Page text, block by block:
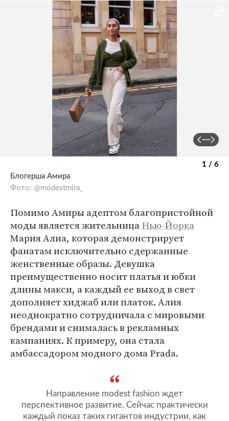
1 / 6
Блогерша Амира
Фото: @modestmira_
Помимо Амиры адептом благопристойной
моды является жительницаНью-Йорка
Мария Алиа, которая демонстрирует
фанатам исключительно сдержанные
женственные образы. Девушка
преимущественно носит платья и юбки
длины макси, а каждый ее выход в свет
дополняет хиджаб или платок. Алия
неоднократно сотрудничала с мировыми
брендами и снималась в рекламных
кампаниях. К примеру, она стала
амбассадором модного дома Prada.
Направление modest fashion ждет
перспективное развитие. Сейчас практически
каждый показ таких гигантов индустрии, как